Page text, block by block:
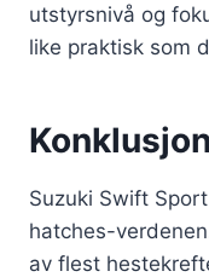
utstyrsnivå og
like praktisk som
Konklusjon
Suzuki Swift
hatches-
av flest